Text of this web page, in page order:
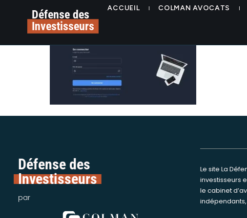
Défense des
Investisseurs
ACCUEIL COLMAN AVOCATS
alerte plateforme
Défense des
Investisseurs
par
Le site La
investisseurs
le cabinet
indépendants,
Nous intervenons
assister et
victimes